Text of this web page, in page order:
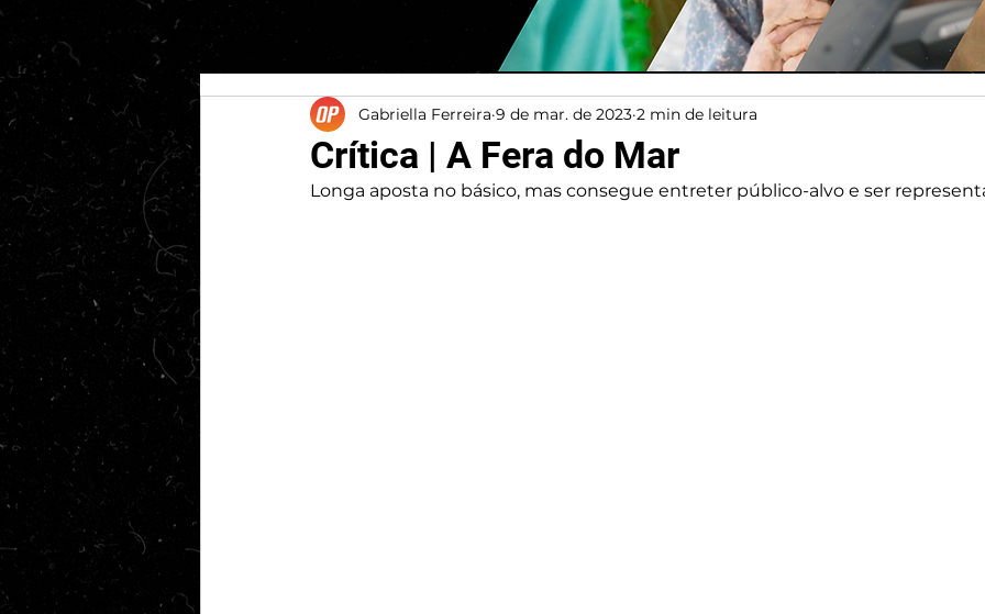
Crítica | A Fera do Mar
Gabriella Ferreira 9 de mar. de 2023 2 min de leitura
Longa aposta no básico, mas consegue entreter público-alvo e ser